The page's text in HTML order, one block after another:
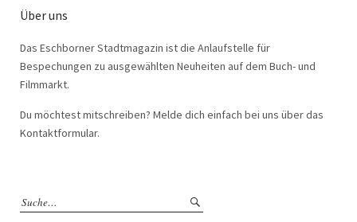
Über uns
Das Eschborner Stadtmagazin ist die Anlaufstelle für
Bespechungen zu ausgewählten Neuheiten auf dem Buch- und
Filmmarkt.
Du möchtest mitschreiben? Melde dich einfach bei uns über das
Kontaktformular.